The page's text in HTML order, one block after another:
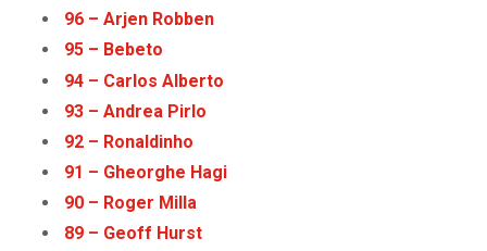
96 – Arjen Robben
95 – Bebeto
94 – Carlos Alberto
93 – Andrea Pirlo
92 – Ronaldinho
91 – Gheorghe Hagi
90 – Roger Milla
89 – Geoff Hurst